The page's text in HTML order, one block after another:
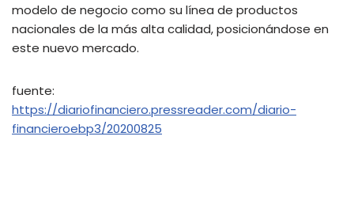
modelo de negocio como su línea de productos
nacionales de la más alta calidad, posicionándose en
este nuevo mercado.
fuente:
https://diariofinanciero.pressreader.com/diario-
financieroebp3/20200825